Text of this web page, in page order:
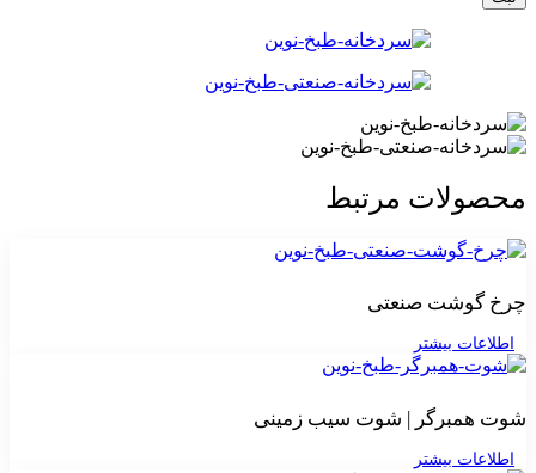
محصولات مرتبط
چرخ گوشت صنعتی
اطلاعات بیشتر
شوت همبرگر | شوت سیب زمینی
اطلاعات بیشتر